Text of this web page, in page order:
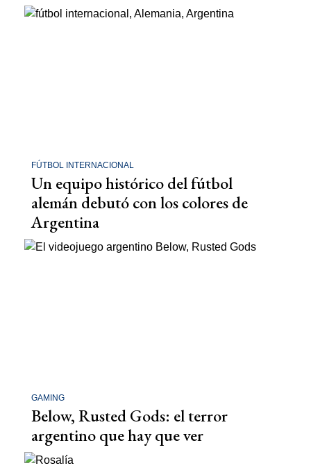
FÚTBOL INTERNACIONAL
Un equipo histórico del fútbol
alemán debutó con los colores de
Argentina
GAMING
Below, Rusted Gods: el terror
argentino que hay que ver